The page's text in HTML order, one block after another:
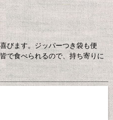
びます。ジッパーつき袋も便
で食べられるので、持ち寄りに